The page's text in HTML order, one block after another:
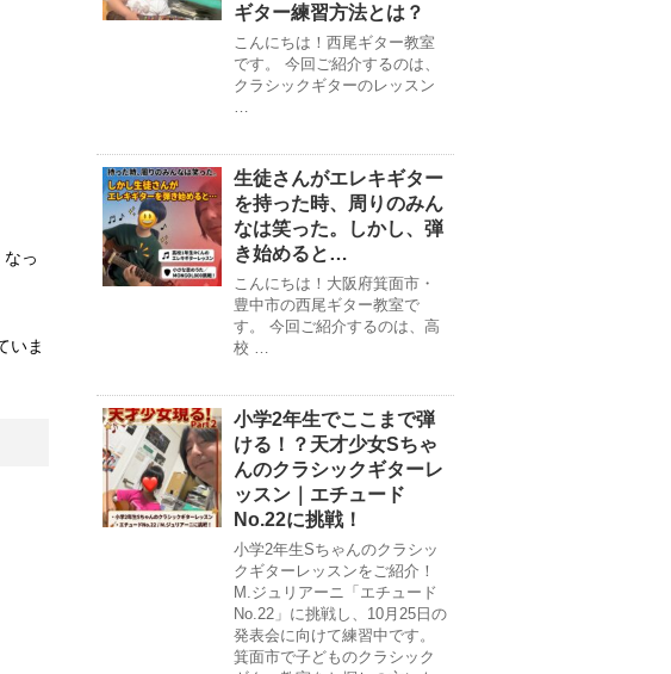
っ
いま
ギター練習方法とは？
こんにちは！西尾ギター教室
です。 今回ご紹介するのは、
クラシックギターのレッスン
…
生徒さんがエレキギター
を持った時、周りのみん
なは笑った。しかし、弾
き始めると…
こんにちは！大阪府箕面市・
豊中市の西尾ギター教室で
す。 今回ご紹介するのは、高
校 …
小学2年生でここまで弾
ける！？天才少女Sちゃ
んのクラシックギターレ
ッスン｜エチュード
No.22に挑戦！
小学2年生Sちゃんのクラシッ
クギターレッスンをご紹介！
M.ジュリアーニ「エチュード
No.22」に挑戦し、10月25日の
発表会に向けて練習中です。
箕面市で子どものクラシック